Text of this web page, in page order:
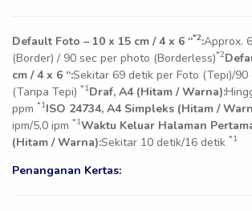
Default Foto – 10 x 15 cm / 4 x 6 “*2:Approx.
(Border) / 90 sec per photo (Borderless)*2
cm / 4 x 6 “:Sekitar 69 detik per Foto (Tepi)/90
(Tanpa Tepi) *1Draf, A4 (Hitam / Warna):
ppm *1ISO 24734, A4 Simpleks (Hitam /
ipm/5,0 ipm *1Waktu Keluar Halaman
(Hitam / Warna):Sekitar 10 detik/16 detik *1
Penanganan Kertas: